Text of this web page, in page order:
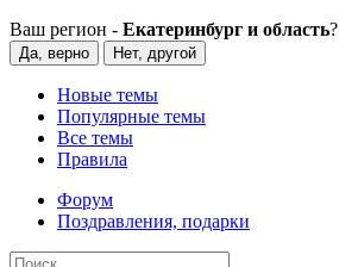
Ваш регион - Екатеринбург и область?
Да, верно Нет, другой
Новые темы
Популярные темы
Все темы
Правила
Форум
Поздравления, подарки